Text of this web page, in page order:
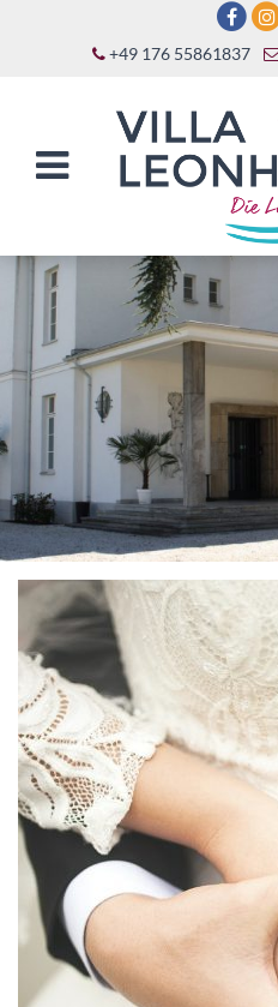
+49 176 55861837